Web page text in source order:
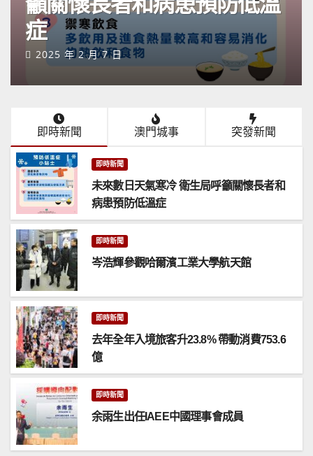
症
2025 年 2 月 7 日
即時新聞 澳門城事 突發新聞
即時新聞
未來數日天氣寒冷 衛生局呼籲關懷長者和
病患預防低溫症
即時新聞
岑浩輝參觀哈爾濱工業大學航天館
即時新聞
去年全年入境旅客升23.8% 帶動消費753.6
億
即時新聞
余雨生出任IAEE中國理事會成員